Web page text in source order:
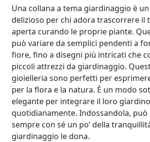
Una collana a tema giardinaggio è
delizioso per chi adora trascorrere il
aperta curando le proprie piante.
può variare da semplici pendenti a
fiore, fino a disegni più intricati che
piccoli attrezzi da giardinaggio.
gioielleria sono perfetti per
per la flora e la natura. È un modo
elegante per integrare il loro
quotidianamente. Indossandola,
sempre con sé un po’ della
giardinaggio le dona.